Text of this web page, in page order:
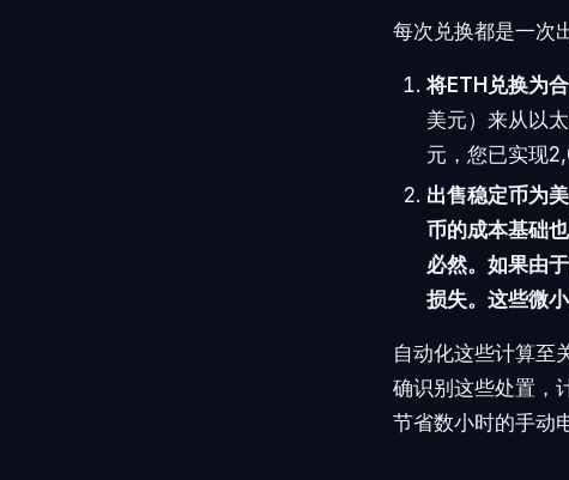
每次兑换都是一次
将ETH兑换为
美元）来从以
元，您已实现
出售稳定币为美
币的成本基础
必然。如果由
损失。这些微
自动化这些计算至
确识别这些处置，
节省数小时的手动